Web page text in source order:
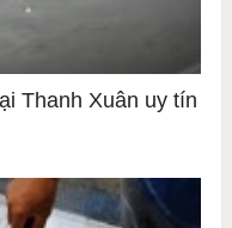
Thanh Xuân uy tín